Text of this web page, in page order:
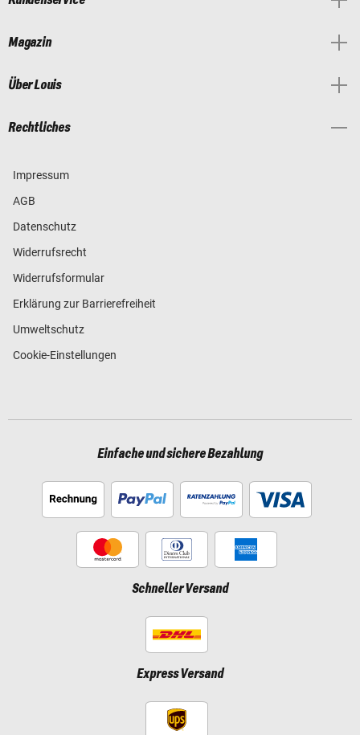
Magazin
Über Louis
Rechtliches
Impressum
AGB
Datenschutz
Widerrufsrecht
Widerrufsformular
Erklärung zur Barrierefreiheit
Umweltschutz
Cookie-Einstellungen
Einfache und sichere Bezahlung
Schneller Versand
Express Versand